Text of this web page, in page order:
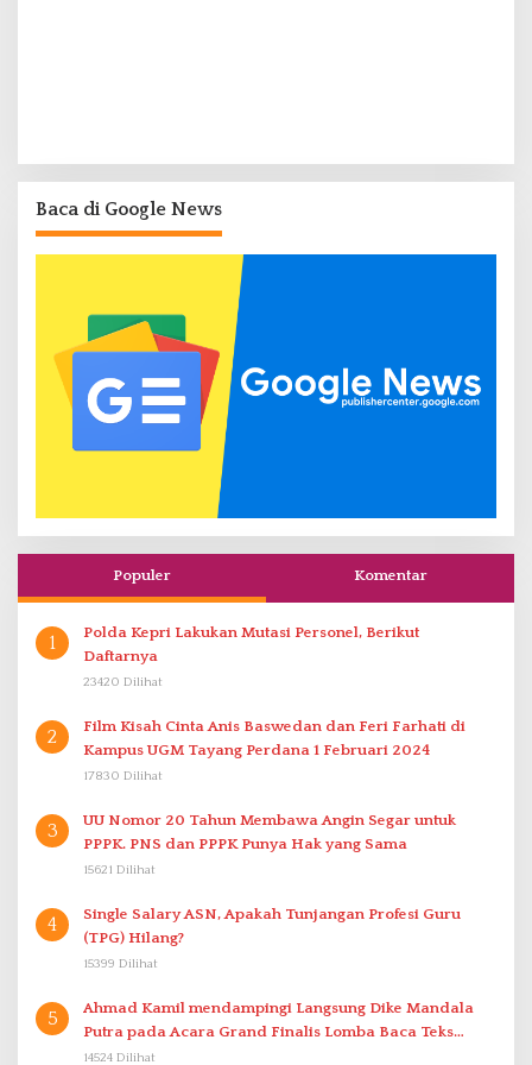
Baca di Google News
Populer Komentar
1
Polda Kepri Lakukan Mutasi Personel, Berikut
Daftarnya
23420 Dilihat
2
Film Kisah Cinta Anis Baswedan dan Feri Farhati di
Kampus UGM Tayang Perdana 1 Februari 2024
17830 Dilihat
3
UU Nomor 20 Tahun Membawa Angin Segar untuk
PPPK. PNS dan PPPK Punya Hak yang Sama
15621 Dilihat
4
Single Salary ASN, Apakah Tunjangan Profesi Guru
(TPG) Hilang?
15399 Dilihat
5
Ahmad Kamil mendampingi Langsung Dike Mandala
Putra pada Acara Grand Finalis Lomba Baca Teks
Proklamasi Mirip Bung Karno di Bali
14524 Dilihat